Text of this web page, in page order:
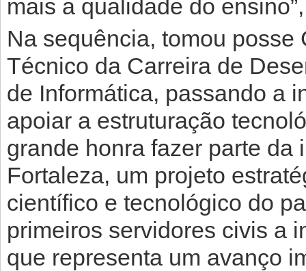
mais a qualidade do
Na sequência, tomou
Técnico da Carreira de
de Informática, passando a
apoiar a estruturação
grande honra fazer parte da
Fortaleza, um projeto
científico e tecnológico do
primeiros servidores civis a
que representa um avanço